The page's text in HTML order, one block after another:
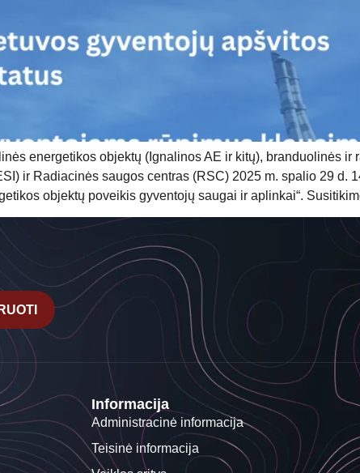
energetikos objektų (Ignalinos AE ir kitų), branduolinės ir
ir Radiacinės saugos centras (RSC) 2025 m. spalio 29 d.
objektų poveikis gyventojų saugai ir aplinkai“.
Informacija
Administracinė informacija
Teisinė informacija